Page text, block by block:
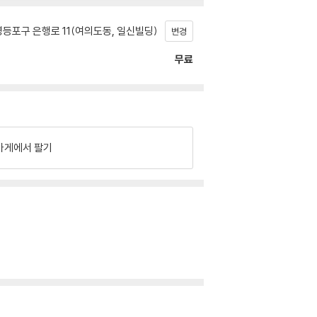
포구 은행로 11(여의도동, 일신빌딩) 변경
무료
게에서 팔기